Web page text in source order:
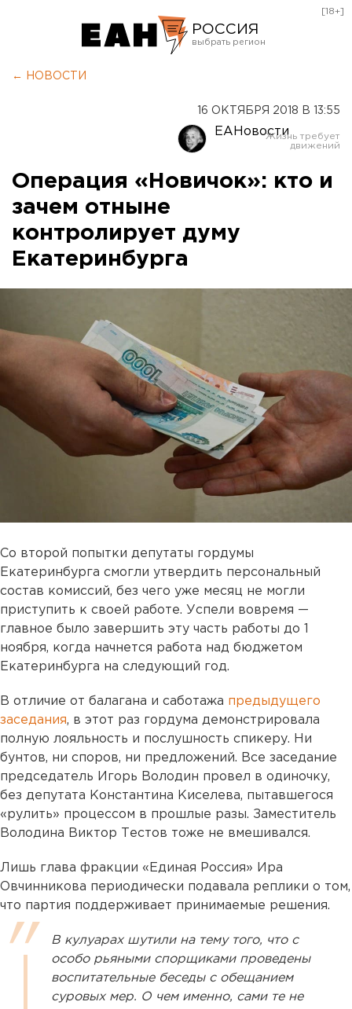
РОССИЯ
Оренбург
[18+]
← НОВОСТИ
16 ОКТЯБРЯ 2018 В 13:55
ЕАНовости
Операция «Новичок»: кто и
зачем отныне
контролирует думу
Екатеринбурга
Со второй попытки депутаты гордумы
Екатеринбурга смогли утвердить персональный
состав комиссий, без чего уже месяц не могли
приступить к своей работе. Успели вовремя —
главное было завершить эту часть работы до 1
ноября, когда начнется работа над бюджетом
Екатеринбурга на следующий год.
В отличие от балагана и саботажа предыдущего
заседания, в этот раз гордума демонстрировала
полную лояльность и послушность спикеру. Ни
бунтов, ни споров, ни предложений. Все заседание
председатель Игорь Володин провел в одиночку,
без депутата Константина Киселева, пытавшегося
«рулить» процессом в прошлые разы. Заместитель
Володина Виктор Тестов тоже не вмешивался.
Лишь глава фракции «Единая Россия» Ира
Овчинникова периодически подавала реплики о том,
что партия поддерживает принимаемые решения.
В кулуарах шутили на тему того, что с
особо рьяными спорщиками проведены
воспитательные беседы с обещанием
суровых мер. О чем именно, сами те не